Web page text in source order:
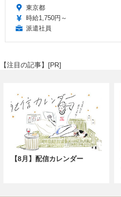
東京都
時給1,750円～
派遣社員
【注目の記事】[PR]
【8月】配信カレンダー